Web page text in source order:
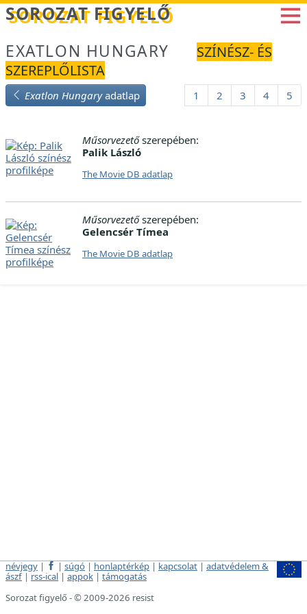
Betöltés...
SOROZAT FIGYELŐ
EXATLON HUNGARY
SZÍNÉSZ- ÉS
SZEREPLŐLISTA
Exatlon Hungaryadatlap 1 2 3 4 5
Műsorvezetőszerepében:
Palik László
The Movie DB adatlap
Műsorvezetőszerepében:
Gelencsér Tímea
The Movie DB adatlap
névjegy | | súgó | honlaptérkép | kapcsolat | adatvédelem &
ászf | rss-ical | appok | támogatás
Sorozat figyelő - © 2009-2026 resist